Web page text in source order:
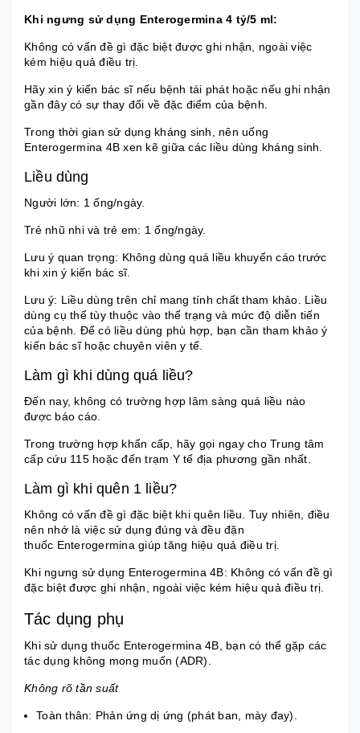
Khi ngưng sử dụng Enterogermina 4 tỷ/5 ml:
Không có vấn đề gì đặc biệt được ghi nhận, ngoài việc
kém hiệu quả điều trị.
Hãy xin ý kiến bác sĩ nếu bệnh tái phát hoặc nếu ghi nhận
gần đây có sự thay đổi về đặc điểm của bệnh.
Trong thời gian sử dụng kháng sinh, nên uống
Enterogermina 4B xen kẽ giữa các liều dùng kháng sinh.
Liều dùng
Người lớn: 1 ống/ngày.
Trẻ nhũ nhi và trẻ em: 1 ống/ngày.
Lưu ý quan trọng: Không dùng quá liều khuyến cáo trước
khi xin ý kiến bác sĩ.
Lưu ý: Liều dùng trên chỉ mang tính chất tham khảo. Liều
dùng cụ thể tùy thuộc vào thể trạng và mức độ diễn tiến
của bệnh. Để có liều dùng phù hợp, bạn cần tham khảo ý
kiến bác sĩ hoặc chuyên viên y tế.
Làm gì khi dùng quá liều?
Đến nay, không có trường hợp lâm sàng quá liều nào
được báo cáo.
Trong trường hợp khẩn cấp, hãy gọi ngay cho Trung tâm
cấp cứu 115 hoặc đến trạm Y tế địa phương gần nhất.
Làm gì khi quên 1 liều?
Không có vấn đề gì đặc biệt khi quên liều. Tuy nhiên, điều
nên nhớ là việc sử dụng đúng và đều đặn
thuốc Enterogermina giúp tăng hiệu quả điều trị.
Khi ngưng sử dụng Enterogermina 4B: Không có vấn đề gì
đặc biệt được ghi nhận, ngoài việc kém hiệu quả điều trị.
Tác dụng phụ
Khi sử dụng thuốc Enterogermina 4B, bạn có thể gặp các
tác dụng không mong muốn (ADR).
Không rõ tần suất
Toàn thân: Phản ứng dị ứng (phát ban, mày đay).